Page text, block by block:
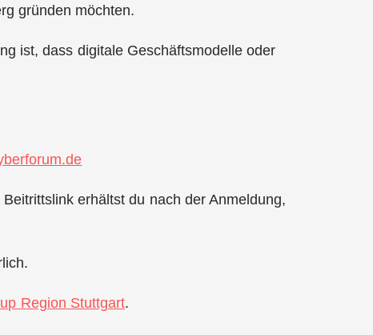
gründen möchten.
ist, dass digitale Geschäftsmodelle oder
erhältst du nach der Anmeldung,
Region Stuttgart.